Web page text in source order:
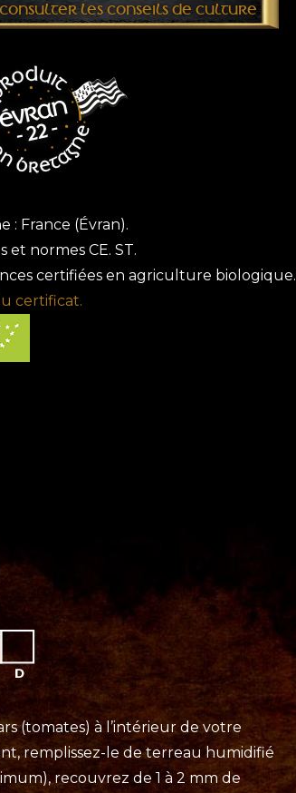
CONSULTER LES CONSEILS DE CULTURE
: France (Évran).
et normes CE. ST.
certifiées en agriculture biologique.
certificat.
(tomates) à l’intérieur de votre
remplissez-le de terreau humidifié
recouvrez de 1 à 2 mm de